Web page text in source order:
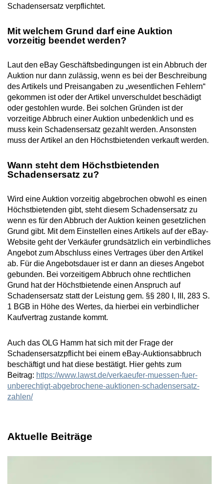
Schadensersatz verpflichtet.
Mit welchem Grund darf eine Auktion
vorzeitig beendet werden?
Laut den eBay Geschäftsbedingungen ist ein Abbruch der
Auktion nur dann zulässig, wenn es bei der Beschreibung
des Artikels und Preisangaben zu „wesentlichen Fehlern“
gekommen ist oder der Artikel unverschuldet beschädigt
oder gestohlen wurde. Bei solchen Gründen ist der
vorzeitige Abbruch einer Auktion unbedenklich und es
muss kein Schadensersatz gezahlt werden. Ansonsten
muss der Artikel an den Höchstbietenden verkauft werden.
Wann steht dem Höchstbietenden
Schadensersatz zu?
Wird eine Auktion vorzeitig abgebrochen obwohl es einen
Höchstbietenden gibt, steht diesem Schadensersatz zu
wenn es für den Abbruch der Auktion keinen gesetzlichen
Grund gibt. Mit dem Einstellen eines Artikels auf der eBay-
Website geht der Verkäufer grundsätzlich ein verbindliches
Angebot zum Abschluss eines Vertrages über den Artikel
ab. Für die Angebotsdauer ist er dann an dieses Angebot
gebunden. Bei vorzeitigem Abbruch ohne rechtlichen
Grund hat der Höchstbietende einen Anspruch auf
Schadensersatz statt der Leistung gem. §§ 280 I, III, 283 S.
1 BGB in Höhe des Wertes, da hierbei ein verbindlicher
Kaufvertrag zustande kommt.
Auch das OLG Hamm hat sich mit der Frage der
Schadensersatzpflicht bei einem eBay-Auktionsabbruch
beschäftigt und hat diese bestätigt. Hier gehts zum
Beitrag: https://www.lawst.de/verkaeufer-muessen-fuer-
unberechtigt-abgebrochene-auktionen-schadensersatz-
zahlen/
Aktuelle Beiträge